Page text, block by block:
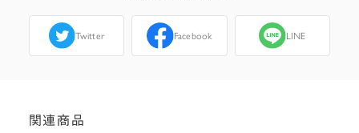
Twitter Facebook LINE
関連商品